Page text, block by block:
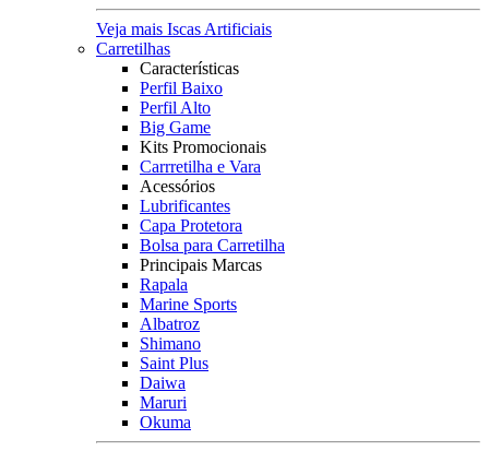
Veja mais Iscas Artificiais
Carretilhas
Características
Perfil Baixo
Perfil Alto
Big Game
Kits Promocionais
Carrretilha e Vara
Acessórios
Lubrificantes
Capa Protetora
Bolsa para Carretilha
Principais Marcas
Rapala
Marine Sports
Albatroz
Shimano
Saint Plus
Daiwa
Maruri
Okuma